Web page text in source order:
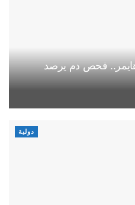
فحص دم يرصد
دولية